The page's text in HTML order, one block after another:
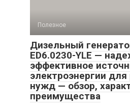
Полезное
Дизельный
ED6.0230-YLE —
эффективное
электроэнергии
нужд — обзор,
преимущества